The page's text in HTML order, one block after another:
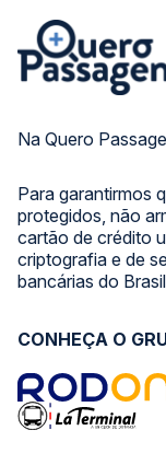
Na Quero
Para garantirmos
protegidos, não
cartão de crédito
criptografia e de
bancárias do
CONHEÇA O